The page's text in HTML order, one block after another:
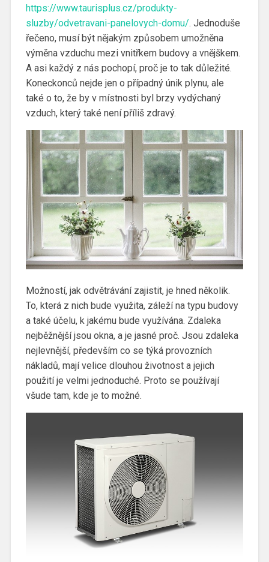
https://www.taurisplus.cz/produkty-
sluzby/odvetravani-panelovych-domu/. Jednoduše
řečeno, musí být nějakým způsobem umožněna
výměna vzduchu mezi vnitřkem budovy a vnějškem.
A asi každý z nás pochopí, proč je to tak důležité.
Koneckonců nejde jen o případný únik plynu, ale
také o to, že by v místnosti byl brzy vydýchaný
vzduch, který také není příliš zdravý.
Možností, jak odvětrávání zajistit, je hned několik.
To, která z nich bude využita, záleží na typu budovy
a také účelu, k jakému bude využívána. Zdaleka
nejběžnější jsou okna, a je jasné proč. Jsou zdaleka
nejlevnější, především co se týká provozních
nákladů, mají velice dlouhou životnost a jejich
použití je velmi jednoduché. Proto se používají
všude tam, kde je to možné.